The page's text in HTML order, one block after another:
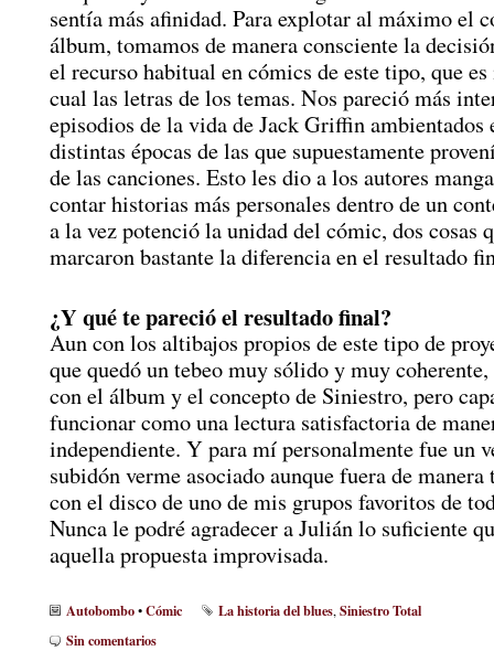
sentía más afinidad. Para explotar al máximo el
álbum, tomamos de manera consciente la
el recurso habitual en cómics de este tipo, que
cual las letras de los temas. Nos pareció más
episodios de la vida de Jack Griffin ambientados
distintas épocas de las que supuestamente
de las canciones. Esto les dio a los autores
contar historias más personales dentro de un
a la vez potenció la unidad del cómic, dos cosas
marcaron bastante la diferencia en el resultado
¿Y qué te pareció el resultado final?
Aun con los altibajos propios de este tipo de
que quedó un tebeo muy sólido y muy coherente,
con el álbum y el concepto de Siniestro, pero
funcionar como una lectura satisfactoria de
independiente. Y para mí personalmente fue un
subidón verme asociado aunque fuera de manera
con el disco de uno de mis grupos favoritos de
Nunca le podré agradecer a Julián lo suficiente
aquella propuesta improvisada.
Autobombo•Cómic La historia del blues, Siniestro Total
Sin comentarios